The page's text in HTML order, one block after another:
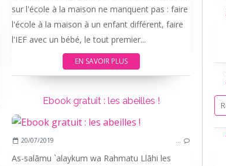
sur l'école à la maison ne manquent pas : faire
l'école à la maison à un enfant différent, faire
l'IEF avec un bébé, le tout premier...
EN SAVOIR PLUS
Ebook gratuit : les abeilles !
20/07/2019 …
As-salãmu `alaykum wa Rahmatu Llãhi les